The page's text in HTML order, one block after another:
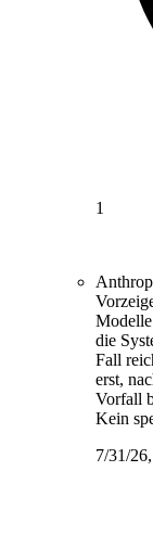
1
die
Fall
erst,
Vorfall
Kein
7/31/